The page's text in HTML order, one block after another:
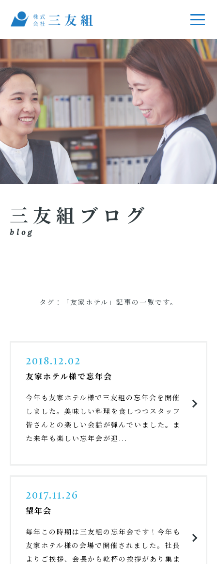
三友組ブログ
blog
タグ：「友家ホテル」記事の一覧です。
2018.12.02
友家ホテル様で忘年会
今年も友家ホテル様で三友組の忘年会を開催
しました。美味しい料理を食しつつスタッフ
皆さんとの楽しい会話が弾んでいました。ま
た来年も楽しい忘年会が迎...
2017.11.26
望年会
毎年この時期は三友組の忘年会です！今年も
友家ホテル様の会場で開催されました。社長
よりご挨拶、会長から乾杯の挨拶があり集ま